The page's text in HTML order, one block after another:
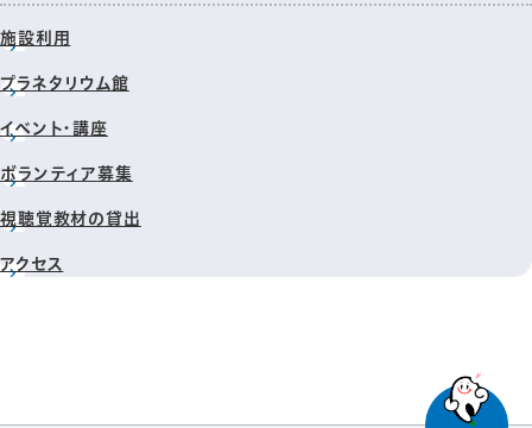
施設利用
プラネタリウム館
イベント・講座
ボランティア募集
視聴覚教材の貸出
アクセス